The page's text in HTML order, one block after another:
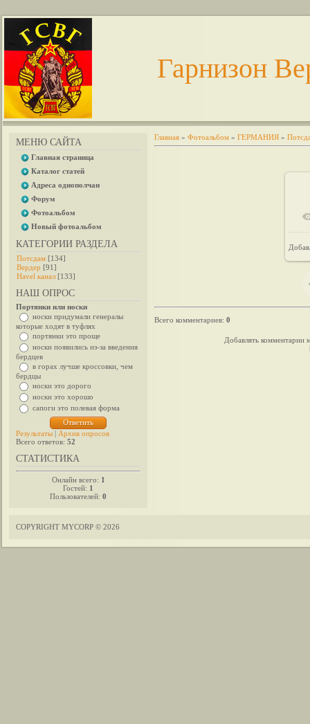
Гарнизон
МЕНЮ САЙТА
Главная страница
Каталог статей
Адреса однополчан
Форум
Фотоальбом
Новый фотоальбом
КАТЕГОРИИ РАЗДЕЛА
Потсдам [134]
Вердер [91]
Havel канал [133]
НАШ ОПРОС
Портянки или носки
носки придумали генералы
которые ходят в туфлях
портянки это проще
носки появились из-за введения
бердцев
в горах лучше кроссовки, чем
бердцы
носки это дорого
носки это хорошо
сапоги это полевая форма
Результаты | Архив опросов
Всего ответов: 52
СТАТИСТИКА
Онлайн всего: 1
Гостей: 1
Пользователей: 0
Главная » Фотоальбом » ГЕРМАНИЯ »
Всего комментариев: 0
Добавлять комментарии
COPYRIGHT MYCORP © 2026